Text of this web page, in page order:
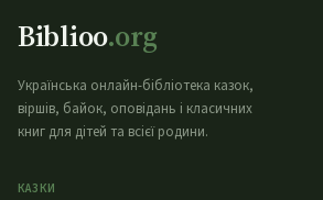
Biblioo.org
Українська онлайн-бібліотека казок,
віршів, байок, оповідань і класичних
книг для дітей та всієї родини.
КАЗКИ